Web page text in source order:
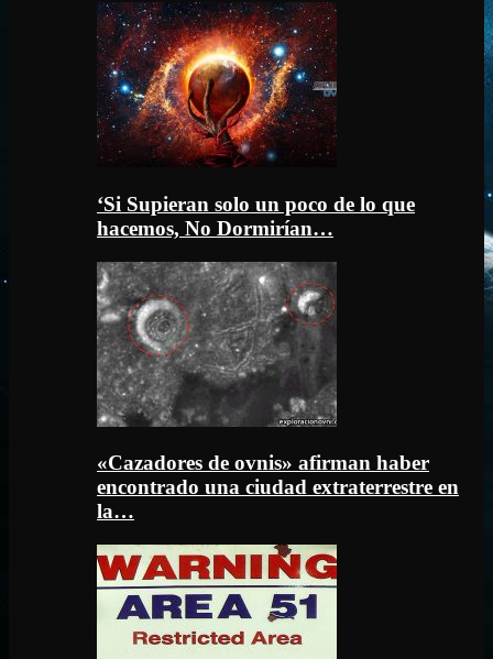
‘Si Supieran solo un poco de lo que
hacemos, No Dormirían…
«Cazadores de ovnis» afirman haber
encontrado una ciudad extraterrestre en
la…